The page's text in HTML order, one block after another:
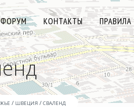
ФОРУМ КОНТАКТЫ ПРАВИЛА
/ ШВЕЦИЯ / СВАЛЕНД